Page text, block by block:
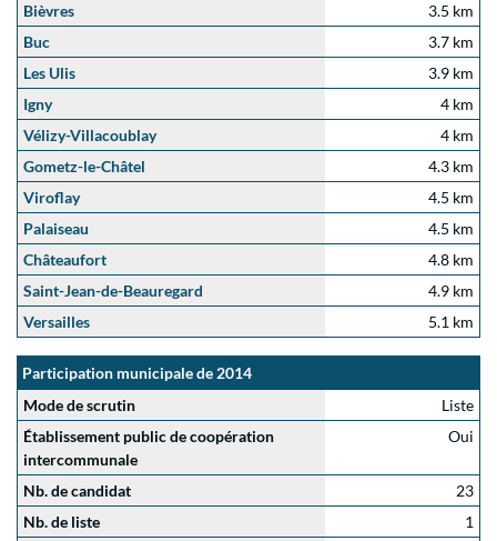
Bièvres
3.5 km
Buc
3.7 km
Les Ulis
3.9 km
Igny
4 km
Vélizy-Villacoublay
4 km
Gometz-le-Châtel
4.3 km
Viroflay
4.5 km
Palaiseau
4.5 km
Châteaufort
4.8 km
Saint-Jean-de-Beauregard
4.9 km
Versailles
5.1 km
Participation municipale de 2014
Mode de scrutin
Liste
Établissement public de coopération
intercommunale
Oui
Nb. de candidat
23
Nb. de liste
1